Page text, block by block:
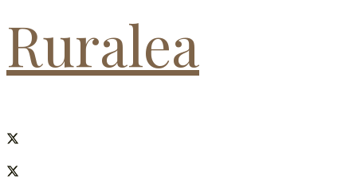
Ruralea